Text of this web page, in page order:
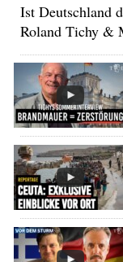
Ist Deutschland
Roland Tichy &